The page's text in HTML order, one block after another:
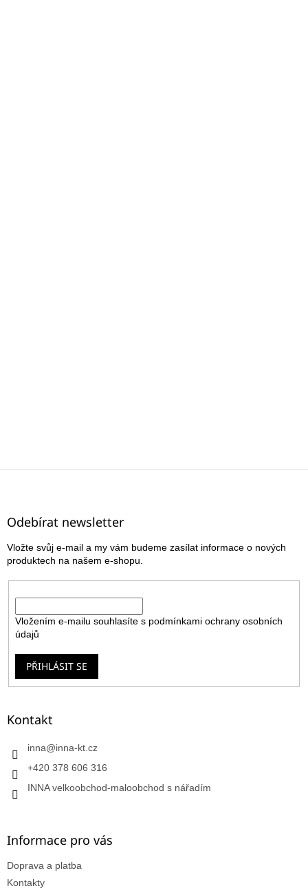
Z
Odebírat newsletter
Vložte svůj e-mail a my vám budeme zasílat informace o nových
produktech na našem e-shopu.
Vložením e-mailu souhlasíte s podmínkami ochrany osobních
údajů
PŘIHLÁSIT SE
Kontakt
inna@inna-kt.cz
+420 378 606 316
INNA velkoobchod-maloobchod s nářadím
Informace pro vás
Doprava a platba
Kontakty